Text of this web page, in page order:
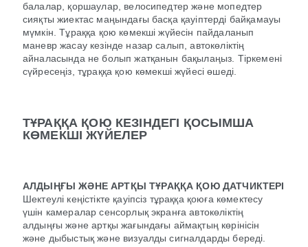
балалар, қоршаулар, велосипедтер және мопедтер
сияқты жиектас маңындағы басқа қауіптерді байқамауы
мүмкін. Тұраққа қою көмекші жүйесін пайдаланып
маневр жасау кезінде назар салып, автокөліктің
айналасында не болып жатқанын бақылаңыз. Тіркемені
сүйресеңіз, тұраққа қою көмекші жүйесі өшеді.
ТҰРАҚҚА ҚОЮ КЕЗІНДЕГІ ҚОСЫМША
КӨМЕКШІ ЖҮЙЕЛЕР
АЛДЫҢҒЫ ЖӘНЕ АРТҚЫ ТҰРАҚҚА ҚОЮ ДАТЧИКТЕРІ
Шектеулі кеңістікте қауіпсіз тұраққа қоюға көмектесу
үшін камералар сенсорлық экранға автокөліктің
алдыңғы және артқы жағындағы аймақтың көрінісін
және дыбыстық және визуалды сигналдарды береді.